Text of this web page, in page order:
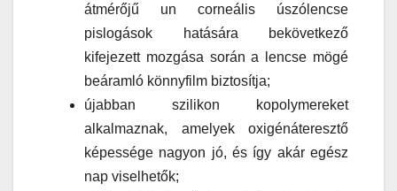
átmérőjű un corneális úszólencse
pislogások hatására bekövetkező
kifejezett mozgása során a lencse mögé
beáramló könnyfilm biztosítja;
újabban szilikon kopolymereket
alkalmaznak, amelyek oxigénáteresztő
képessége nagyon jó, és így akár egész
nap viselhetők;